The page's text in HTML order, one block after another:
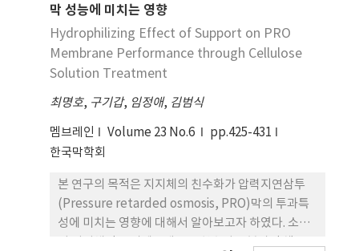
0.20∼0.60 wt% 범위에서는 증가하였다. PDMS 고
분자에 chitosan이 도입되어졌을 때 PDMS의 열적
안정성이 향상되었고, chitosan 함량이 증가했을 때
복합막의 표면은 거칠어지고 홀이 생성되었다.
막 성능에 미치는 영향
Hydrophilizing Effect of Support on PRO
Membrane Performance through Cellulose
Solution Treatment
최명호, 구기갑, 임정애, 김범식
멤브레인 Volume 23 No.6
pp.425-431
한국막학회
본 연구의 목적은 지지체의 친수화가 압력지연삼투
(Pressure retarded osmosis, PRO)막의 투과특
성에 미치는 영향에 대해서 알아보고자 하였다. 소수